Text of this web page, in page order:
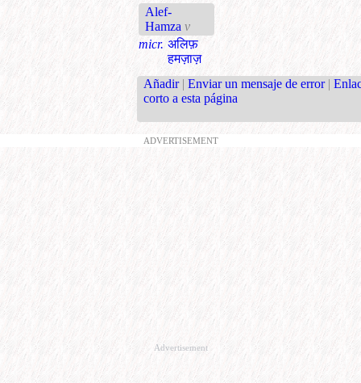
Alef-
Hamza v
micr. अलिफ़
हमज़ाज़
Añadir | Enviar un mensaje de error |
corto a esta página
ADVERTISEMENT
Advertisement